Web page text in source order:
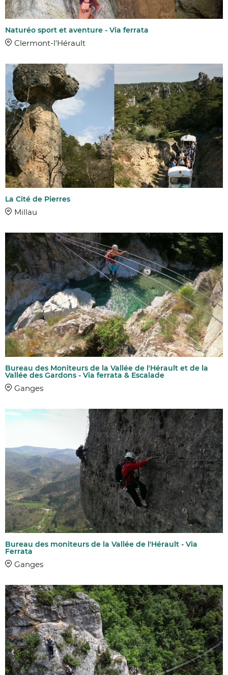
Naturéo sport et aventure - Via ferrata
Clermont-l'Hérault
La Cité de Pierres
Millau
Bureau des Moniteurs de la Vallée de l'Hérault et de la
Vallée des Gardons - Via ferrata & Escalade
Ganges
Bureau des moniteurs de la Vallée de l'Hérault - Via
Ferrata
Ganges